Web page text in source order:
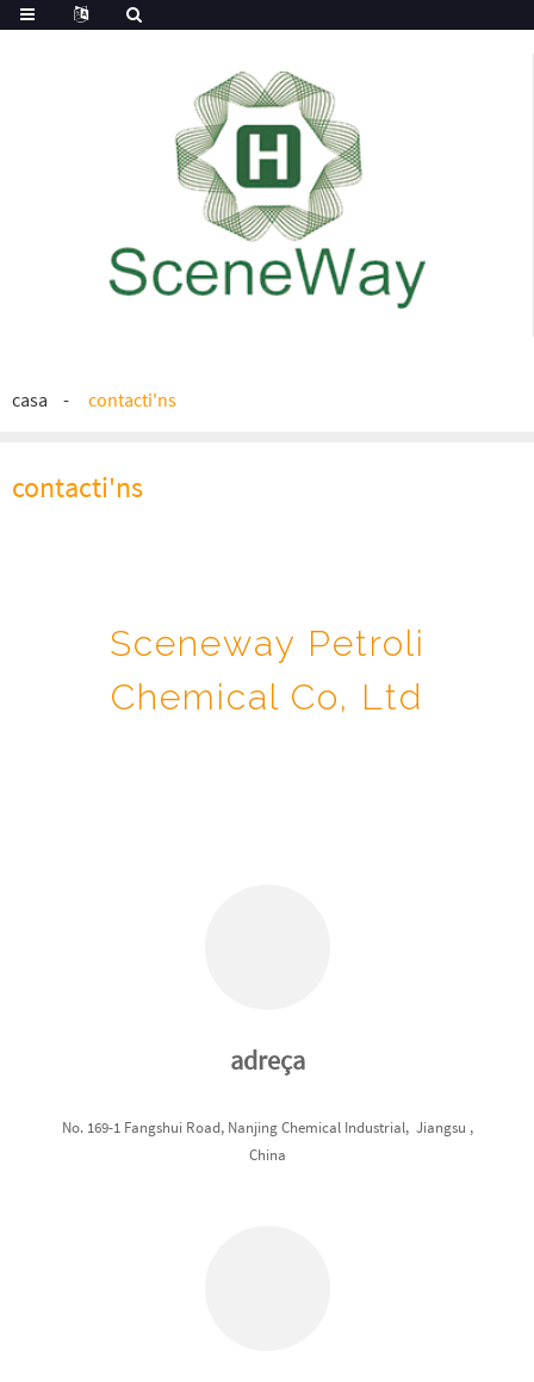
casa contacti'ns
contacti'ns
Sceneway Petroli
Chemical Co, Ltd
adreça
No. 169-1 Fangshui Road, Nanjing Chemical Industrial, Jiangsu ,
China